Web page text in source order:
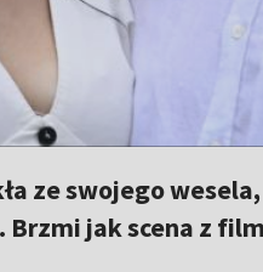
ze swojego
jak scena z